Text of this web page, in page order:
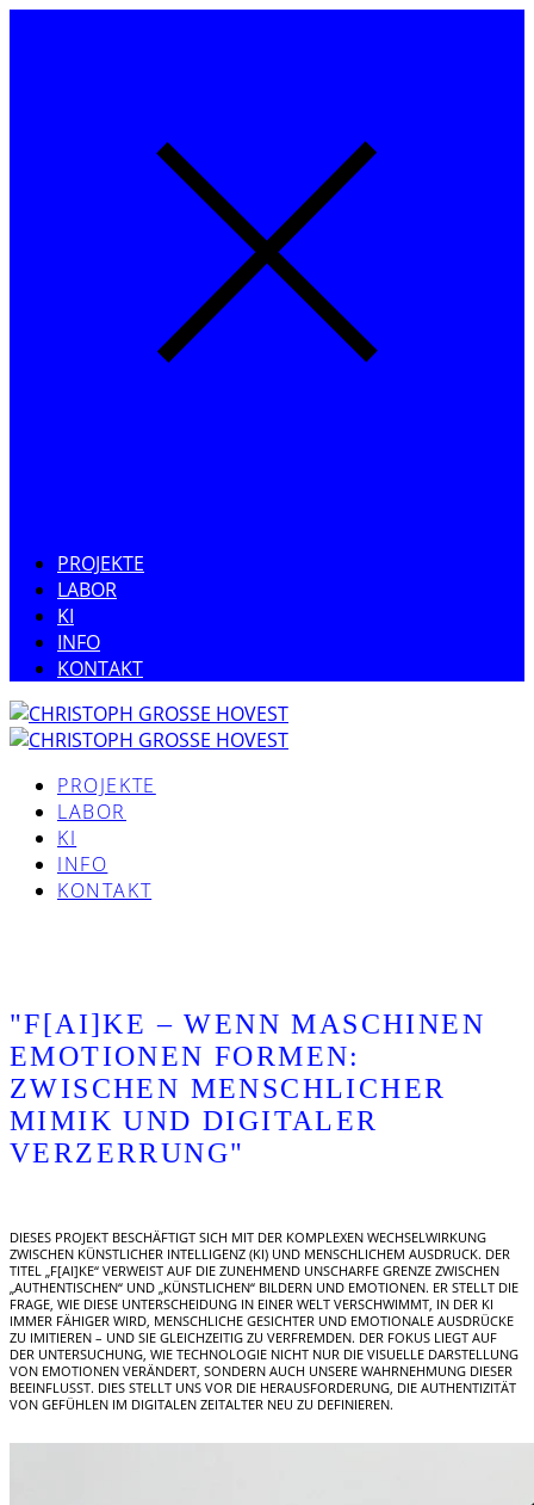
PROJEKTE
LABOR
KI
INFO
KONTAKT
PROJEKTE
LABOR
KI
INFO
KONTAKT
"F[AI]KE – WENN MASCHINEN
EMOTIONEN FORMEN:
ZWISCHEN MENSCHLICHER
MIMIK UND DIGITALER
VERZERRUNG"
DIESES PROJEKT BESCHÄFTIGT SICH MIT DER KOMPLEXEN WECHSELWIRKUNG
ZWISCHEN KÜNSTLICHER INTELLIGENZ (KI) UND MENSCHLICHEM AUSDRUCK. DER
TITEL „F[AI]KE“ VERWEIST AUF DIE ZUNEHMEND UNSCHARFE GRENZE ZWISCHEN
„AUTHENTISCHEN“ UND „KÜNSTLICHEN“ BILDERN UND EMOTIONEN. ER STELLT DIE
FRAGE, WIE DIESE UNTERSCHEIDUNG IN EINER WELT VERSCHWIMMT, IN DER KI
IMMER FÄHIGER WIRD, MENSCHLICHE GESICHTER UND EMOTIONALE AUSDRÜCKE
ZU IMITIEREN – UND SIE GLEICHZEITIG ZU VERFREMDEN. DER FOKUS LIEGT AUF
DER UNTERSUCHUNG, WIE TECHNOLOGIE NICHT NUR DIE VISUELLE DARSTELLUNG
VON EMOTIONEN VERÄNDERT, SONDERN AUCH UNSERE WAHRNEHMUNG DIESER
BEEINFLUSST. DIES STELLT UNS VOR DIE HERAUSFORDERUNG, DIE AUTHENTIZITÄT
VON GEFÜHLEN IM DIGITALEN ZEITALTER NEU ZU DEFINIEREN.